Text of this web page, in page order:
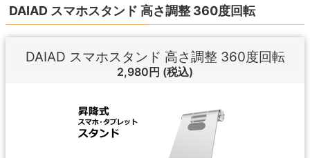
DAIAD スマホスタンド 高さ調整 360度回転
DAIAD スマホスタンド 高さ調整 360度回転
2,980円 (税込)